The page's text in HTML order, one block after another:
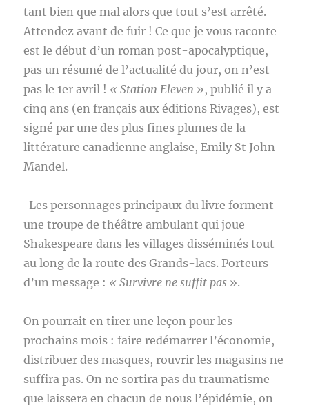
tant bien que mal alors que tout s’est arrêté.
Attendez avant de fuir ! Ce que je vous raconte
est le début d’un roman post-apocalyptique,
pas un résumé de l’actualité du jour, on n’est
pas le 1er avril ! « Station Eleven », publié il y a
cinq ans (en français aux éditions Rivages), est
signé par une des plus fines plumes de la
littérature canadienne anglaise, Emily St John
Mandel.
Les personnages principaux du livre forment
une troupe de théâtre ambulant qui joue
Shakespeare dans les villages disséminés tout
au long de la route des Grands-lacs. Porteurs
d’un message : « Survivre ne suffit pas ».
On pourrait en tirer une leçon pour les
prochains mois : faire redémarrer l’économie,
distribuer des masques, rouvrir les magasins ne
suffira pas. On ne sortira pas du traumatisme
que laissera en chacun de nous l’épidémie, on